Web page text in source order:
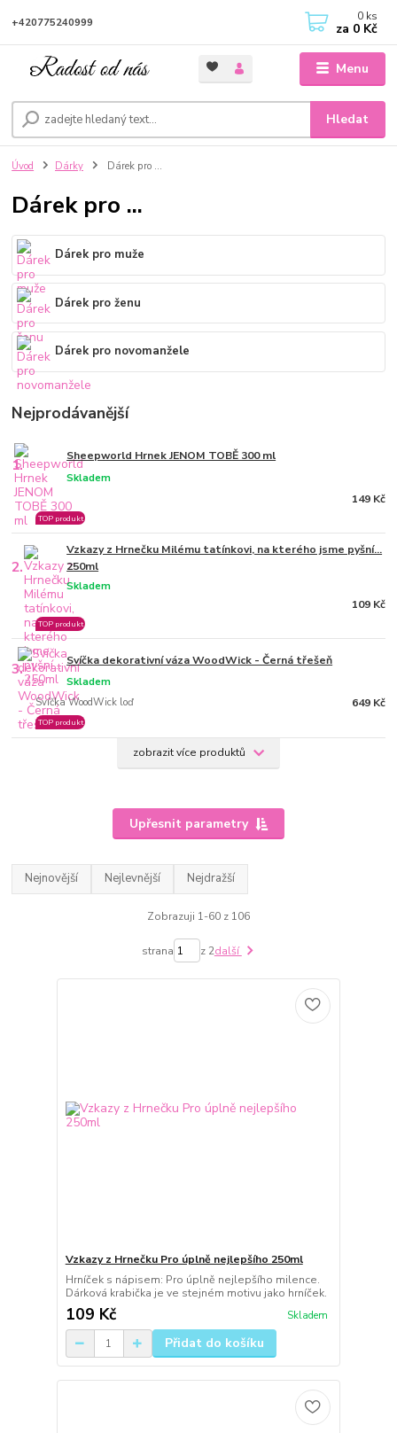
Menu
Hledat
+420775240999 0 ks
za 0 Kč
Úvod Dárky Dárek pro ...
Dárek pro ...
Dárek pro muže
Dárek pro ženu
Dárek pro novomanžele
Nejprodávanější
1. Sheepworld Hrnek JENOM TOBĚ 300 ml
Skladem
TOP produkt
149 Kč
2.
Vzkazy z Hrnečku Milému tatínkovi, na kterého jsme pyšní…
250ml
Skladem
TOP produkt
109 Kč
3. Svíčka dekorativní váza WoodWick - Černá třešeň
Svíčka WoodWick loď
Skladem
TOP produkt
649 Kč
zobrazit více produktů
Upřesnit parametry
Nejnovější Nejlevnější Nejdražší
Zobrazuji 1-60 z 106
strana z 2další
Vzkazy z Hrnečku Pro úplně nejlepšího 250ml
Hrníček s nápisem: Pro úplně nejlepšího milence.
Dárková krabička je ve stejném motivu jako hrníček.
109 Kč Skladem
Přidat do košíku